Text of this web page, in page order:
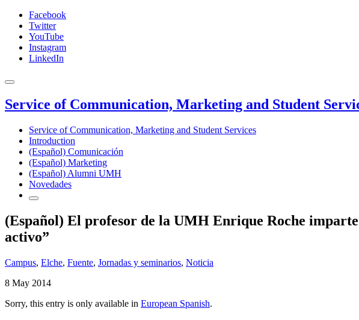
Facebook
Twitter
YouTube
Instagram
LinkedIn
Service of Communication, Marketing and Student
Service of Communication, Marketing and Student Services
Introduction
(Español) Comunicación
(Español) Marketing
(Español) Alumni UMH
Novedades
(Español) El profesor de la UMH Enrique Roche
activo”
Campus, Elche, Fuente, Jornadas y seminarios, Noticia
8 May 2014
Sorry, this entry is only available in European Spanish.